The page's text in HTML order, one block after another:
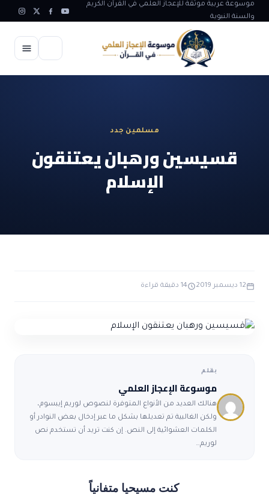
موسوعة عربية موثقة للإعجاز العلمي في القرآن الكريم
والسنة النبوية
الاعجاز الغيبي في القرآن
الاعجاز في علوم الفلك والفضاء
الاعجاز البياني و اللغوي في القرآن
الاعجاز التشريعي في القرآن
آيات الله في خلق الحيوان
حول القراّن
تواصل معنا
مسلمين جدد
قسيسين ورهبان يعتنقون
الإسلام
12 ديسمبر 2019 14 دقيقة قراءة
بقلم
موسوعة الإعجاز العلمي
هنالك العديد من الأنواع المتوفرة لنصوص لوريم إيبسوم،
ولكن الغالبية تم تعديلها بشكل ما عبر إدخال بعض النوادر أو
الكلمات العشوائية إلى النص. إن كنت تريد أن تستخدم نص
لوريم…
كنت مسيحيا متفانياً